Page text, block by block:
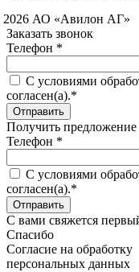
АО «Авилон АГ»
Заказать звонок
Телефон *
C условиями
согласен(а).*
Получить предложение
Телефон *
C условиями
согласен(а).*
С вами свяжется
Спасибо
Согласие на обработку
персональных данных